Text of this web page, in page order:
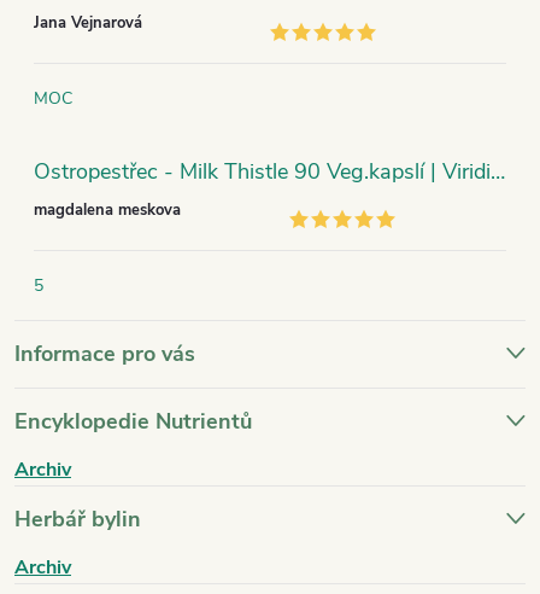
Jana Vejnarová
MOC
Ostropestřec - Milk Thistle 90 Veg.kapslí | Viridian
magdalena meskova
5
Informace pro vás
Encyklopedie Nutrientů
Archiv
Herbář bylin
Archiv